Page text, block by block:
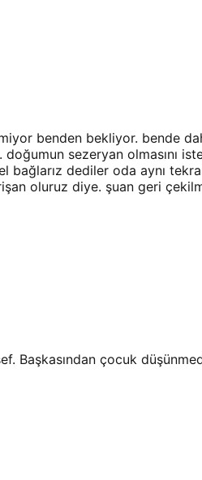
benden bekliyor. bende
sezeryan olmasını
bağlarız dediler oda aynı
oluruz diye. şuan geri
Başkasından çocuk